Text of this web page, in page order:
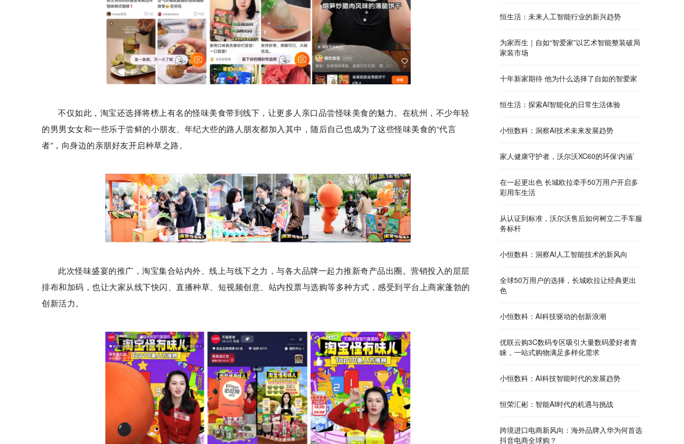
不仅如此，淘宝还选择将榜上有名的怪味美食带到线下，让更多人亲口品尝怪味美食的魅力。在杭州，不少年轻
的男男女女和一些乐于尝鲜的小朋友、年纪大些的路人朋友都加入其中，随后自己也成为了这些怪味美食的“代言
者”，向身边的亲朋好友开启种草之路。
此次怪味盛宴的推广，淘宝集合站内外、线上与线下之力，与各大品牌一起力推新奇产品出圈。营销投入的层层
排布和加码，也让大家从线下快闪、直播种草、短视频创意、站内投票与选购等多种方式，感受到平台上商家蓬勃的
创新活力。
恒生活：未来人工智能行业的新兴趋势
为家而生｜自如“智爱家”以艺术智能整装破局
家装市场
十年新家期待 他为什么选择了自如的智爱家
恒生活：探索AI智能化的日常生活体验
小恒数科：洞察AI技术未来发展趋势
家人健康守护者，沃尔沃XC60的环保‘内涵’
在一起更出色 长城欧拉牵手50万用户开启多
彩用车生活
从认证到标准，沃尔沃售后如何树立二手车服
务标杆
小恒数科：洞察AI人工智能技术的新风向
全球50万用户的选择，长城欧拉让经典更出
色
小恒数科：AI科技驱动的创新浪潮
优联云购3C数码专区吸引大量数码爱好者青
睐，一站式购物满足多样化需求
小恒数科：AI科技智能时代的发展趋势
恒荣汇彬：智能AI时代的机遇与挑战
跨境进口电商新风向：海外品牌入华为何首选
抖音电商全球购？